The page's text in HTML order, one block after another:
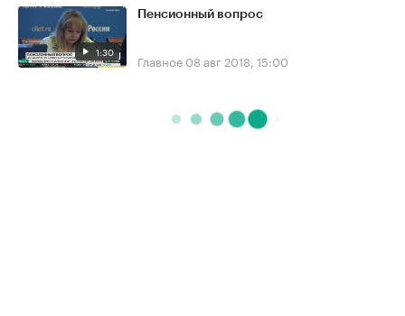
1:30
Пенсионный вопрос
Главное 08 авг 2018, 15:00